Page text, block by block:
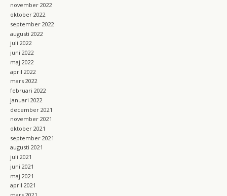
november 2022
oktober 2022
september 2022
augusti 2022
juli 2022
juni 2022
maj 2022
april 2022
mars 2022
februari 2022
januari 2022
december 2021
november 2021
oktober 2021
september 2021
augusti 2021
juli 2021
juni 2021
maj 2021
april 2021